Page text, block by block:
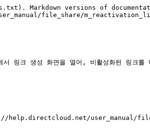
Markdown versions of
file_share/
크 생성 화면을 열어, 비활성화된 링크를
help.directcloud.net/